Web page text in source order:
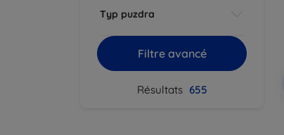
Typ puzdra
Filtre avancé
Résultats 655